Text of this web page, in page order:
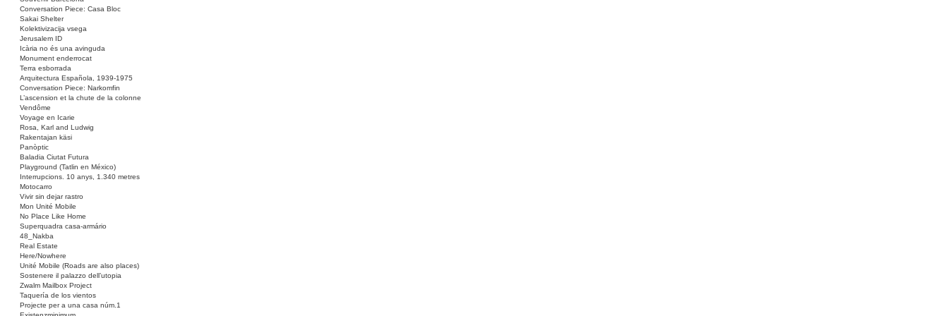
Conversation Piece: Casa Bloc
Sakai Shelter
Kolektivizacija vsega
Jerusalem ID
Icària no és una avinguda
Monument enderrocat
Terra esborrada
Arquitectura Española, 1939-1975
Conversation Piece: Narkomfin
L’ascension et la chute de la colonne
Vendôme
Voyage en Icarie
Rosa, Karl and Ludwig
Rakentajan käsi
Panòptic
Baladia Ciutat Futura
Playground (Tatlin en México)
Interrupcions. 10 anys, 1.340 metres
Motocarro
Vivir sin dejar rastro
Mon Unité Mobile
No Place Like Home
Superquadra casa-armário
48_Nakba
Real Estate
Here/Nowhere
Unité Mobile (Roads are also places)
Sostenere il palazzo dell’utopia
Zwalm Mailbox Project
Taquería de los vientos
Projecte per a una casa núm.1